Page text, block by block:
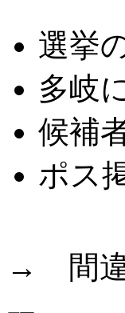
選挙
多岐
候補
ポス
→ 間違